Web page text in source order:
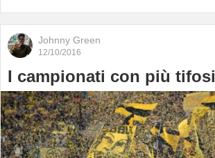
Johnny Green
12/10/2016
I campionati con più tifosi